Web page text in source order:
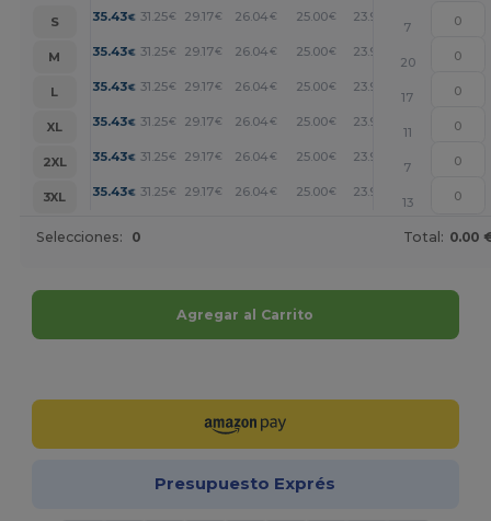
S 35.43€ 31.25€ 29.17€ 26.04€ 25.00€ 23.96 +
7
M
35.43€ 31.25€ 29.17€ 26.04€ 25.00€ 23.96 +
20
L
35.43€ 31.25€ 29.17€ 26.04€ 25.00€ 23.96 +
17
XL
35.43€ 31.25€ 29.17€ 26.04€ 25.00€ 23.96 +
11
2XL
35.43€ 31.25€ 29.17€ 26.04€ 25.00€ 23.96 +
7
3XL
35.43€ 31.25€ 29.17€ 26.04€ 25.00€ 23.96 +
13
Selecciones: 0 Total: 0.00
Agregar al Carrito
Presupuesto Exprés